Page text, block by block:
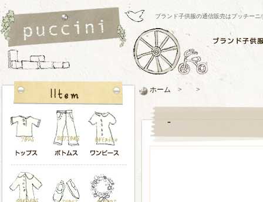
ブランド子供服の通信販売はプッチー
ホーム > >
-